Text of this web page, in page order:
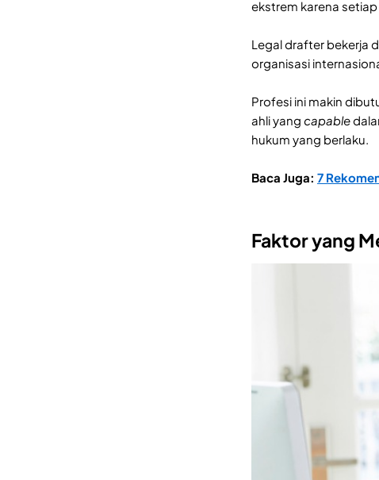
ekstrem karena
Legal drafter bekerja
organisasi
Profesi ini makin
ahli yang capable
hukum yang berlaku.
Baca Juga: 7
Faktor yang